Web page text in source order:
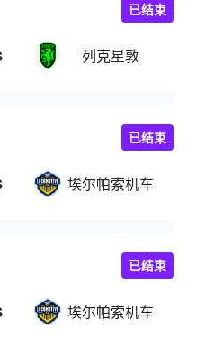
列克星敦
已结束
埃尔帕索机车
已结束
埃尔帕索机车
已结束